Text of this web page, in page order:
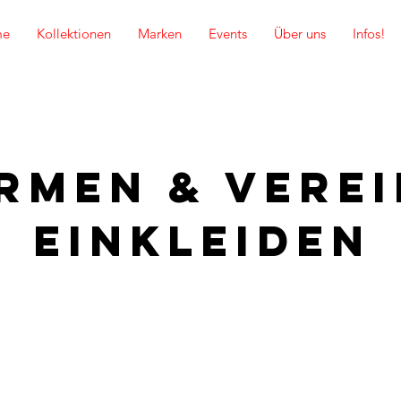
Kollektionen Marken Events Über uns Infos!
&
einkleiden